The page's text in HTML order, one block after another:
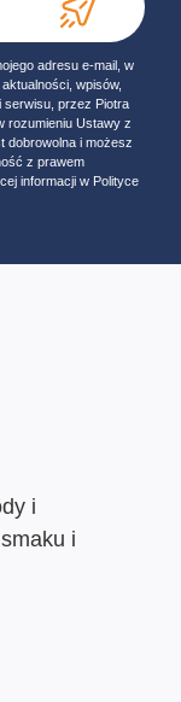
adresu e-mail, w
wpisów,
serwisu, przez Piotra
rozumieniu Ustawy z
dobrowolna i możesz
z prawem
informacji w Polityce
i
i